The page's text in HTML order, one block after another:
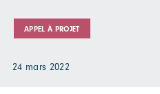
APPEL À PROJET
24 mars 2022